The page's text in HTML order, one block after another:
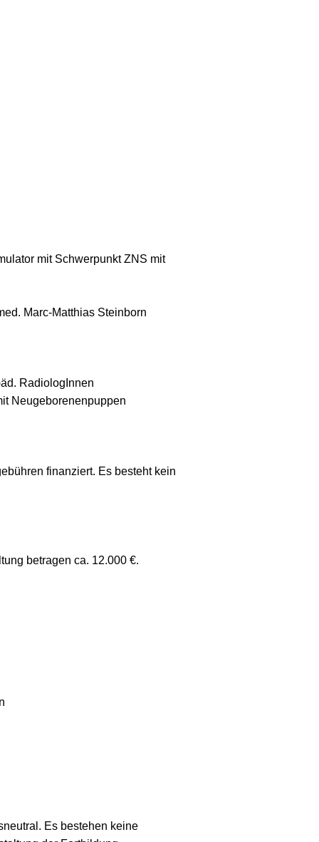
mit Schwerpunkt ZNS mit
Marc-Matthias Steinborn
RadiologInnen
Neugeborenenpuppen
finanziert. Es besteht kein
betragen ca. 12.000 €.
Es bestehen keine